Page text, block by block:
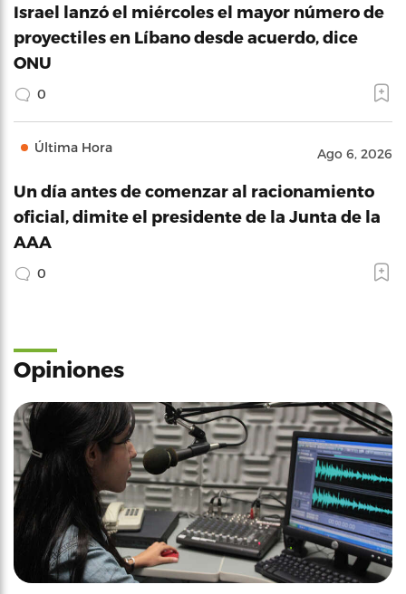
Israel lanzó el miércoles el mayor número de
proyectiles en Líbano desde acuerdo, dice
ONU
0
Última Hora Ago 6, 2026
Un día antes de comenzar al racionamiento
oficial, dimite el presidente de la Junta de la
AAA
0
Opiniones